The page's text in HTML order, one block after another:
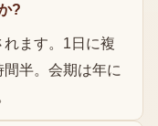
?
ます。1日に複
半。会期は年に